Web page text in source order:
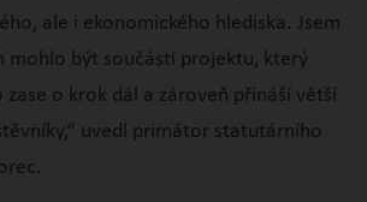
ale i ekonomického hlediska. Jsem
mohlo být součástí projektu, který
zase o krok dál a zároveň přináší větší
uvedl primátor statutárního